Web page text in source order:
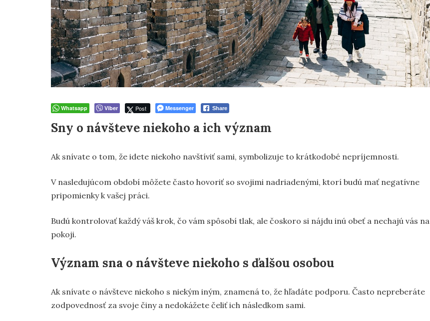
Whatsapp Viber Post Messenger Share
Sny o návšteve niekoho a ich význam
Ak snívate o tom, že idete niekoho navštíviť sami, symbolizuje to krátkodobé nepríjemnosti.
V nasledujúcom období môžete často hovoriť so svojimi nadriadenými, ktorí budú mať negatívne
pripomienky k vašej práci.
Budú kontrolovať každý váš krok, čo vám spôsobí tlak, ale čoskoro si nájdu inú obeť a nechajú vás na
pokoji.
Význam sna o návšteve niekoho s ďalšou osobou
Ak snívate o návšteve niekoho s niekým iným, znamená to, že hľadáte podporu. Často nepreberáte
zodpovednosť za svoje činy a nedokážete čeliť ich následkom sami.